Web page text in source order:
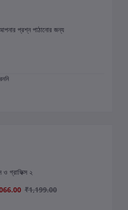
প্রশ্ন পাঠানোর জন্য
ও গ্রাফিক্স ২
₹1,199.00